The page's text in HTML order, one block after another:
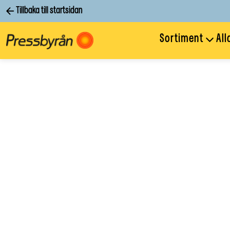
Tillbaka till startsidan
Sortiment